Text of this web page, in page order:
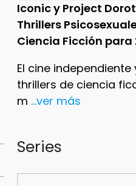
Iconic y Project
Thrillers
Ciencia Ficción para
El cine independiente
thrillers de ciencia
m ...ver más
Series